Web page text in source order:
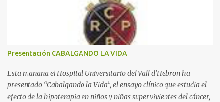
s
Presentación CABALGANDO LA VIDA
Esta mañana el Hospital Universitario del Vall d’Hebron ha
presentado “Cabalgando la Vida”, el ensayo clínico que estudia el
efecto de la hipoterapia en niños y niñas supervivientes del cáncer,